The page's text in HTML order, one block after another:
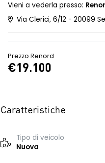
Vieni a vederla presso:
Via Clerici, 6/12 - 20099
Prezzo Renord
€19.100
Caratteristiche
Tipo di veicolo
Nuova